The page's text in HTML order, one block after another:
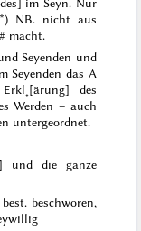
im Seyn. Nur
NB. nicht aus
macht.
Seyenden und
Seyenden das A
des
Werden – auch
untergeordnet.
und die ganze
beschworen,